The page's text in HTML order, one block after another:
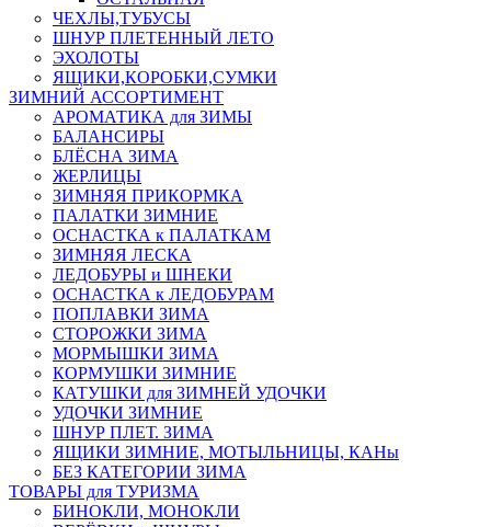
ЧЕХЛЫ,ТУБУСЫ
ШНУР ПЛЕТЕННЫЙ ЛЕТО
ЭХОЛОТЫ
ЯЩИКИ,КОРОБКИ,СУМКИ
ЗИМНИЙ АССОРТИМЕНТ
АРОМАТИКА для ЗИМЫ
БАЛАНСИРЫ
БЛЁСНА ЗИМА
ЖЕРЛИЦЫ
ЗИМНЯЯ ПРИКОРМКА
ПАЛАТКИ ЗИМНИЕ
ОСНАСТКА к ПАЛАТКАМ
ЗИМНЯЯ ЛЕСКА
ЛЕДОБУРЫ и ШНЕКИ
ОСНАСТКА к ЛЕДОБУРАМ
ПОПЛАВКИ ЗИМА
СТОРОЖКИ ЗИМА
МОРМЫШКИ ЗИМА
КОРМУШКИ ЗИМНИЕ
КАТУШКИ для ЗИМНЕЙ УДОЧКИ
УДОЧКИ ЗИМНИЕ
ШНУР ПЛЕТ. ЗИМА
ЯЩИКИ ЗИМНИЕ, МОТЫЛЬНИЦЫ, КАНы
БЕЗ КАТЕГОРИИ ЗИМА
ТОВАРЫ для ТУРИЗМА
БИНОКЛИ, МОНОКЛИ